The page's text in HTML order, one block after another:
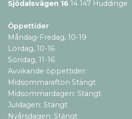
Sjödalsvägen 16 14 147 Huddinge
Öppettider
Måndag-Fredag, 10-19
Lördag, 10-16
Söndag, 11-16
Avvikande öppettider:
Midsommarafton Stängt
Midsommardagen: Stängt
Juldagen: Stängt
Nyårsdagen: Stängt